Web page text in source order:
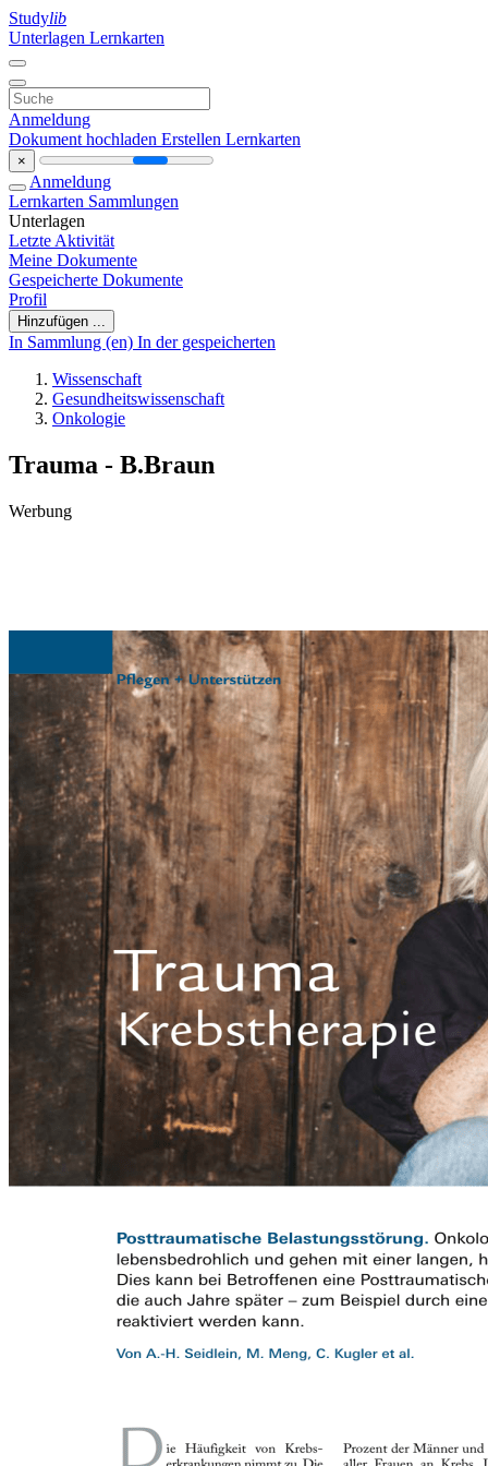
Studylib
Unterlagen Lernkarten
Anmeldung
Dokument hochladen Erstellen Lernkarten
×
Anmeldung
Lernkarten Sammlungen
Unterlagen
Letzte Aktivität
Meine Dokumente
Gespeicherte Dokumente
Profil
Hinzufügen ...
In Sammlung (en) In der gespeicherten
Wissenschaft
Gesundheitswissenschaft
Onkologie
Trauma - B.Braun
Werbung